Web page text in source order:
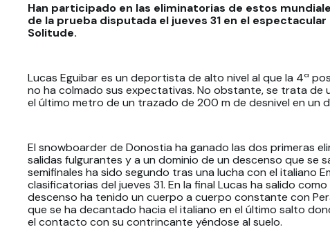
Han participado en las eliminatorias de estos
de la prueba disputada el jueves 31 en el
Solitude.
Lucas Eguibar es un deportista de alto nivel al que la 4ª
no ha colmado sus expectativas. No obstante, se trata de
el último metro de un trazado de 200 m de desnivel en un
El snowboarder de Donostia ha ganado las dos primeras
salidas fulgurantes y a un dominio de un descenso que se
semifinales ha sido segundo tras una lucha con el italiano
clasificatorias del jueves 31. En la final Lucas ha salido
descenso ha tenido un cuerpo a cuerpo constante con
que se ha decantado hacia el italiano en el último salto
el contacto con su contrincante yéndose al suelo.